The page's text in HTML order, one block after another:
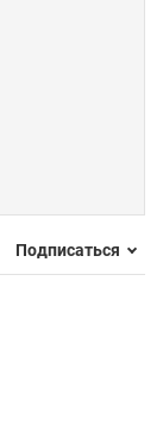
Подписаться